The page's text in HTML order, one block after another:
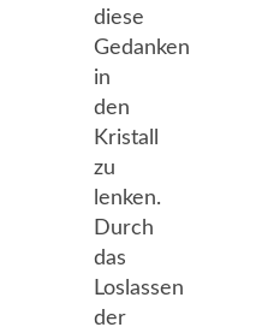
diese
Gedanken
in
den
Kristall
zu
lenken.
Durch
das
Loslassen
der